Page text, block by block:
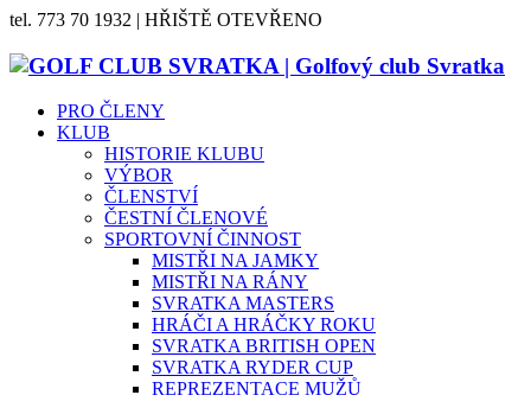
tel. 773 70 1932 | HŘIŠTĚ OTEVŘENO
PRO ČLENY
KLUB
HISTORIE KLUBU
VÝBOR
ČLENSTVÍ
ČESTNÍ ČLENOVÉ
SPORTOVNÍ ČINNOST
MISTŘI NA JAMKY
MISTŘI NA RÁNY
SVRATKA MASTERS
HRÁČI A HRÁČKY ROKU
SVRATKA BRITISH OPEN
SVRATKA RYDER CUP
REPREZENTACE MUŽŮ